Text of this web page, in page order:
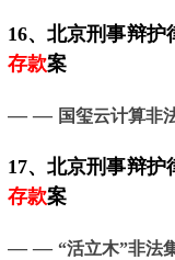
16、北京刑事辩护
存款案
— — 国玺云计算非
17、北京刑事辩护
存款案
— — “活立木”非法